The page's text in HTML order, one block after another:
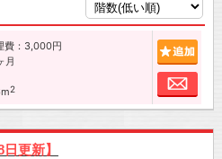
費：3,000円
月
2
お
日更新】